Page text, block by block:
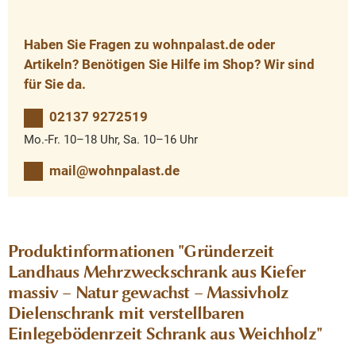
Haben Sie Fragen zu wohnpalast.de oder
Artikeln? Benötigen Sie Hilfe im Shop? Wir sind
für Sie da.
02137 9272519
Mo.-Fr. 10–18 Uhr, Sa. 10–16 Uhr
mail@wohnpalast.de
Produktinformationen "Gründerzeit
Landhaus Mehrzweckschrank aus Kiefer
massiv – Natur gewachst – Massivholz
Dielenschrank mit verstellbaren
Einlegebödenrzeit Schrank aus Weichholz"